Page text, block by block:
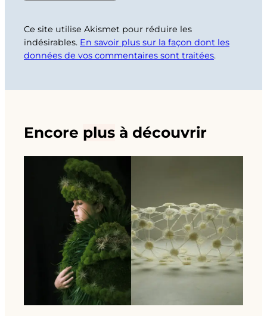
Ce site utilise Akismet pour réduire les
indésirables. En savoir plus sur la façon dont les
données de vos commentaires sont traitées.
Encore plus à découvrir